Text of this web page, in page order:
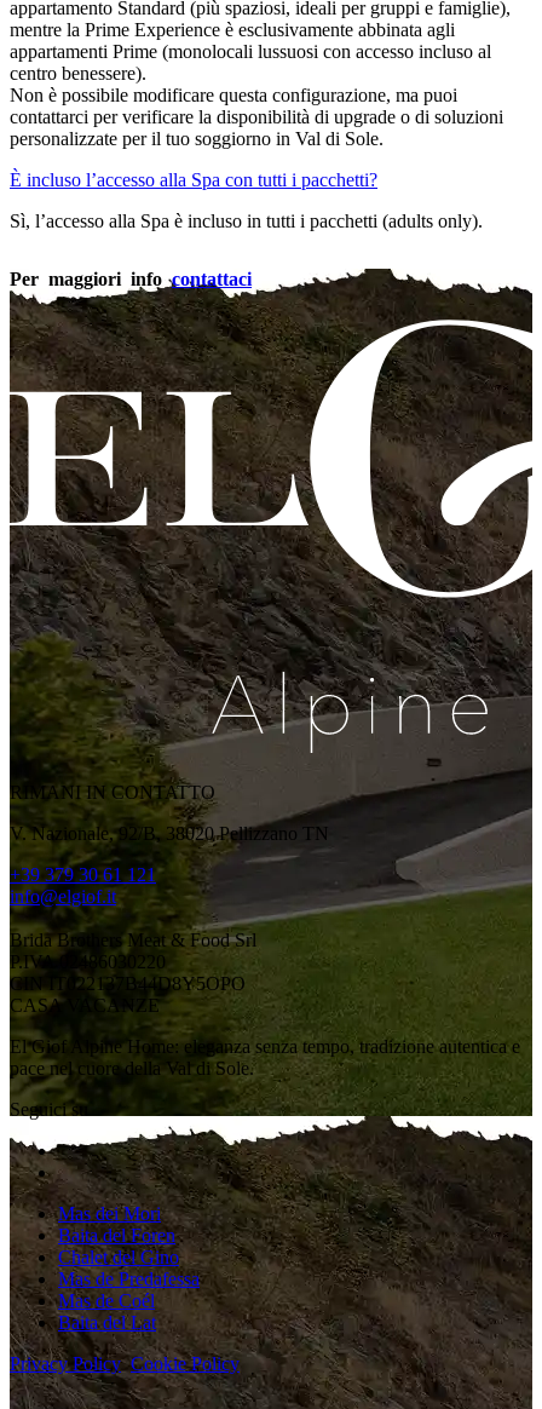
appartamento Standard (più spaziosi, ideali per gruppi e famiglie),
mentre la Prime Experience è esclusivamente abbinata agli
appartamenti Prime (monolocali lussuosi con accesso incluso al
centro benessere).
Non è possibile modificare questa configurazione, ma puoi
contattarci per verificare la disponibilità di upgrade o di soluzioni
personalizzate per il tuo soggiorno in Val di Sole.
È incluso l’accesso alla Spa con tutti i pacchetti?
Sì, l’accesso alla Spa è incluso in tutti i pacchetti (adults only).
Per maggiori infocontattaci
RIMANI IN CONTATTO
V. Nazionale, 92/B, 38020 Pellizzano TN
+39 379 30 61 121
info@elgiof.it
Brida Brothers Meat & Food Srl
P.IVA 02486030220
CIN IT022137B44D8Y5OPO
CASA VACANZE
El Giof Alpine Home: eleganza senza tempo, tradizione autentica e
pace nel cuore della Val di Sole.
Seguici su
Mas dei Mori
Baita del Foren
Chalet del Gino
Mas de Predafessa
Mas de Coél
Baita del Lat
Privacy Policy Cookie Policy